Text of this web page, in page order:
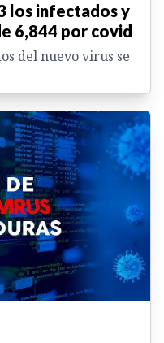
los infectados y
6,844 por covid
del nuevo virus se